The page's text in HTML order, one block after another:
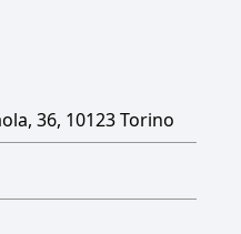
36, 10123 Torino